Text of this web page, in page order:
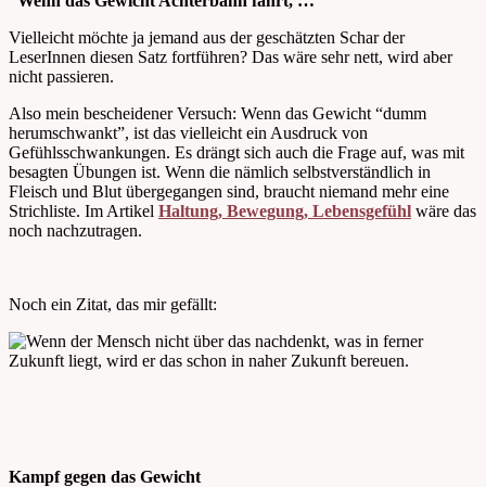
Vielleicht möchte ja jemand aus der geschätzten Schar der
LeserInnen diesen Satz fortführen? Das wäre sehr nett, wird aber
nicht passieren.
Also mein bescheidener Versuch: Wenn das Gewicht “dumm
herumschwankt”, ist das vielleicht ein Ausdruck von
Gefühlsschwankungen. Es drängt sich auch die Frage auf, was mit
besagten Übungen ist. Wenn die nämlich selbstverständlich in
Fleisch und Blut übergegangen sind, braucht niemand mehr eine
Strichliste. Im Artikel Haltung, Bewegung, Lebensgefühl wäre das
noch nachzutragen.
Noch ein Zitat, das mir gefällt:
Kampf gegen das Gewicht